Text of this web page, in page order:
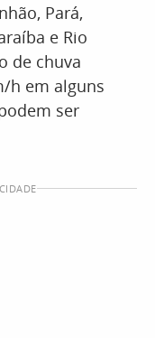
Pará,
e Rio
de chuva
h em alguns
ser